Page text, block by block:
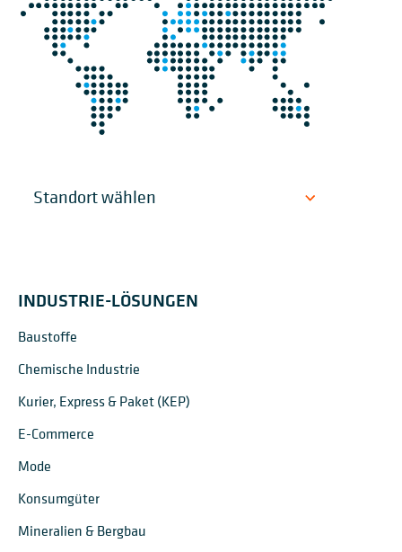
INDUSTRIE-LÖSUNGEN
Baustoffe
Chemische Industrie
Kurier, Express & Paket (KEP)
E-Commerce
Mode
Konsumgüter
Mineralien & Bergbau